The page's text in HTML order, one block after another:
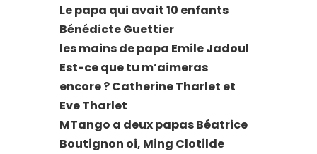
Le papa qui avait 10 enfants
Bénédicte Guettier
les mains de papa Emile Jadoul
Est-ce que tu m’aimeras
encore ? Catherine Tharlet et
Eve Tharlet
MTango a deux papas Béatrice
Boutignon oi, Ming Clotilde